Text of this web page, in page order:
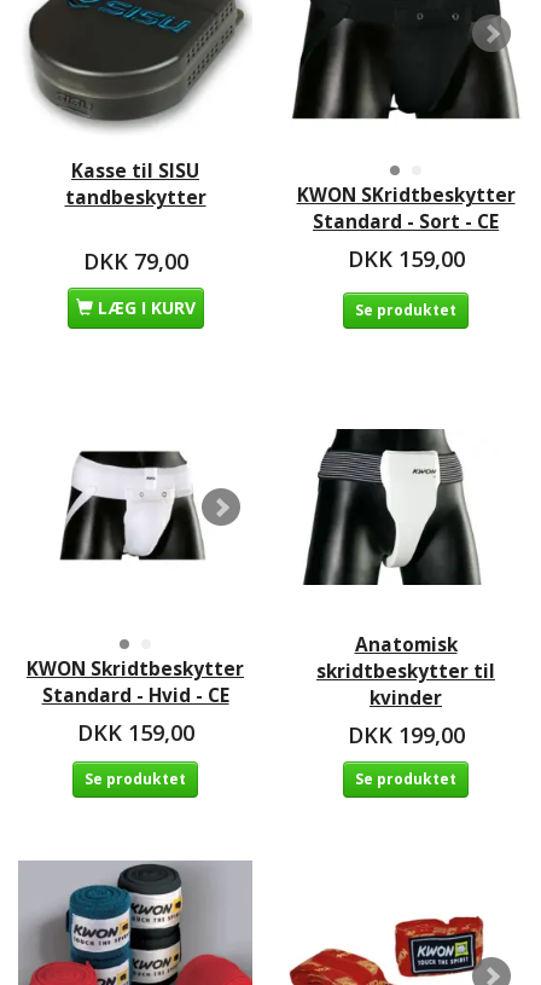
Kasse til SISU
tandbeskytter
DKK 79,00
LÆG I KURV
KWON SKridtbeskytter
Standard - Sort - CE
DKK 159,00
Se produktet
KWON Skridtbeskytter
Standard - Hvid - CE
DKK 159,00
Se produktet
Anatomisk
skridtbeskytter til
kvinder
DKK 199,00
Se produktet